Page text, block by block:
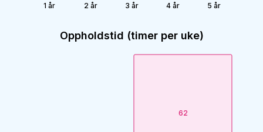
1 år 2 år 3 år 4 år 5 år
Oppholdstid (timer per uke)
62